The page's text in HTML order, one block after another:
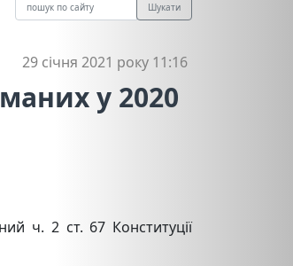
Шукати
29 січня 2021 року 11:16
у 2020
ч. 2 ст. 67 Конституції